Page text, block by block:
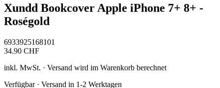
Xundd Bookcover Apple iPhone 7+ 8+ -
Roségold
6933925168101
34.90 CHF
inkl. MwSt. · Versand wird im Warenkorb berechnet
Verfügbar · Versand in 1-2 Werktagen